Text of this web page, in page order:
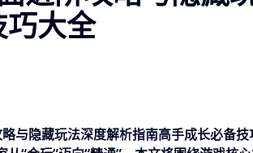
大全
略与隐藏玩法深度解析指南高手成长必备